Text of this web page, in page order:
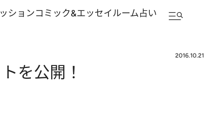
ションコミック&エッセイルーム占い
2016.10.21
を公開！